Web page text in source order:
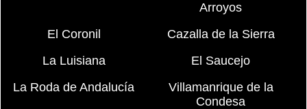
Arroyos
El Coronil
Cazalla de la Sierra
La Luisiana
El Saucejo
La Roda de Andalucía
Villamanrique de la
Condesa